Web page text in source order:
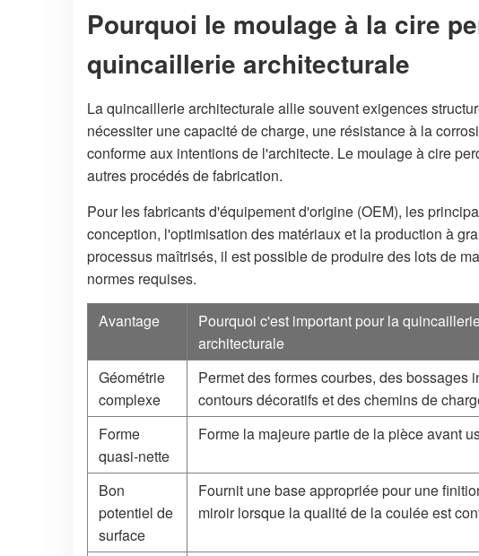
Pourquoi le moulage à la cire
quincaillerie architecturale
La quincaillerie architecturale allie souvent exigences
nécessiter une capacité de charge, une résistance à la
conforme aux intentions de l'architecte. Le moulage à cire
autres procédés de fabrication.
Pour les fabricants d'équipement d'origine (OEM), les
conception, l'optimisation des matériaux et la production à
processus maîtrisés, il est possible de produire des lots de
normes requises.
Avantage
Pourquoi c'est important pour la
architecturale
Géométrie
complexe
Permet des formes courbes, des bossages
contours décoratifs et des chemins de
Forme
quasi-nette
Forme la majeure partie de la pièce avant
Bon
potentiel de
surface
Fournit une base appropriée pour une
miroir lorsque la qualité de la coulée est